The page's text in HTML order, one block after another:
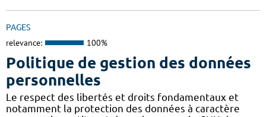
PAGES
relevance: 100%
Politique de gestion des données
personnelles
Le respect des libertés et droits fondamentaux et
notamment la protection des données à caractère